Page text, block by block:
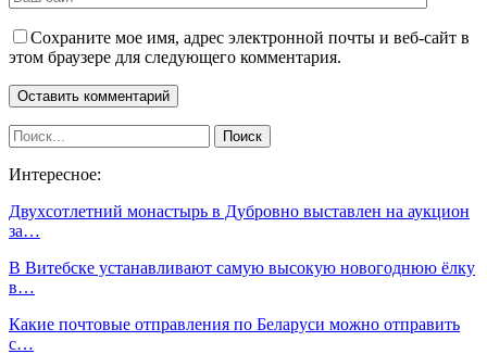
Сохраните мое имя, адрес электронной почты и веб-сайт в
этом браузере для следующего комментария.
Интересное:
Двухсотлетний монастырь в Дубровно выставлен на аукцион
за…
В Витебске устанавливают самую высокую новогоднюю ёлку
в…
Какие почтовые отправления по Беларуси можно отправить
с…